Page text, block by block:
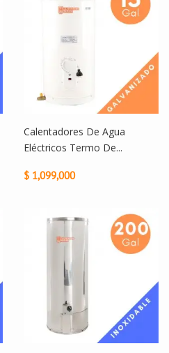
Calentadores De Agua
Eléctricos Termo De...
$ 1,099,000